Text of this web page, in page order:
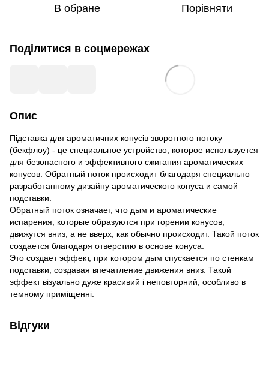
В обране Порівняти
Поділитися в соцмережах
Опис
Підставка для ароматичних конусів зворотного потоку
(бекфлоу) - це специальное устройство, которое используется
для безопасного и эффективного сжигания ароматических
конусов. Обратный поток происходит благодаря специально
разработанному дизайну ароматического конуса и самой
подставки.
Обратный поток означает, что дым и ароматические
испарения, которые образуются при горении конусов,
движутся вниз, а не вверх, как обычно происходит. Такой поток
создается благодаря отверстию в основе конуса.
Это создает эффект, при котором дым спускается по стенкам
подставки, создавая впечатление движения вниз. Такой
эффект візуально дуже красивий і неповторний, особливо в
темному приміщенні.
Відгуки